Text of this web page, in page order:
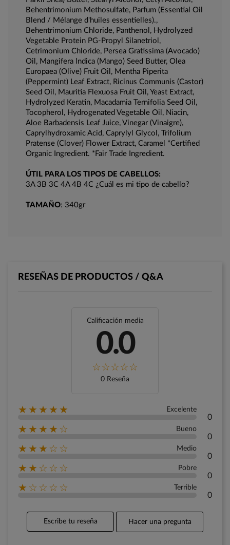
Behentrimonium Methosulfate, Parfum (Essential Oil
Blend / Mélange d'huiles essentielles).,
Behentrimonium Chloride, Panthenol, Hydrolyzed
Vegetable Protein PG-Propyl Silanetriol,
Cetrimonium Chloride, Persea Gratissima (Avocado)
Oil, Mangifera lndica (Mango) Seed Butter, Olea
Europaea (Olive) Fruit Oil, Mentha Piperita
(Peppermint) Leaf Extract, Ricinus Communis (Castor)
Seed Oil, Mauritia Flexuosa Fruit Oil, Yeast Extract,
Hydrolyzed Keratin, Macadamia Ternifolia Seed Oil,
Tocopherol, Hydrogenated Vegetable Oil, Niacin,
Aloe Barbadensis Leaf Juice, Vinegar (Vinaigre),
Caprylhydroxamic Acid, Caprylyl Glycol, Trifolium
Pratense (Clover) Flower Extract, Caramel *Certified
Organic Ingredient. *Fair Trade Ingredient.
ÚTIL PARA LOS TIPOS DE CABELLOS:
3A 3B 3C 4A 4B 4C ¿Cuál es mi tipo de cabello?
TAMAÑO: 340gr
RESEÑAS DE PRODUCTOS / Q&A
Calificación media
0.0
0 Reseña
★★★★★ Excelente
0
★★★★☆ Bueno
0
★★★☆☆ Medio
0
★★☆☆☆ Pobre
0
★☆☆☆☆ Terrible
0
Escribe tu reseña Hacer una pregunta